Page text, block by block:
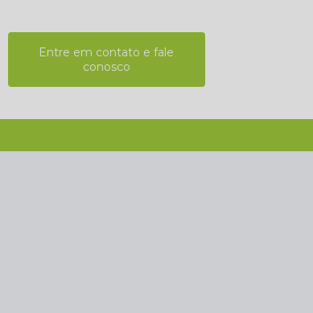
Entre em contato e fale
conosco